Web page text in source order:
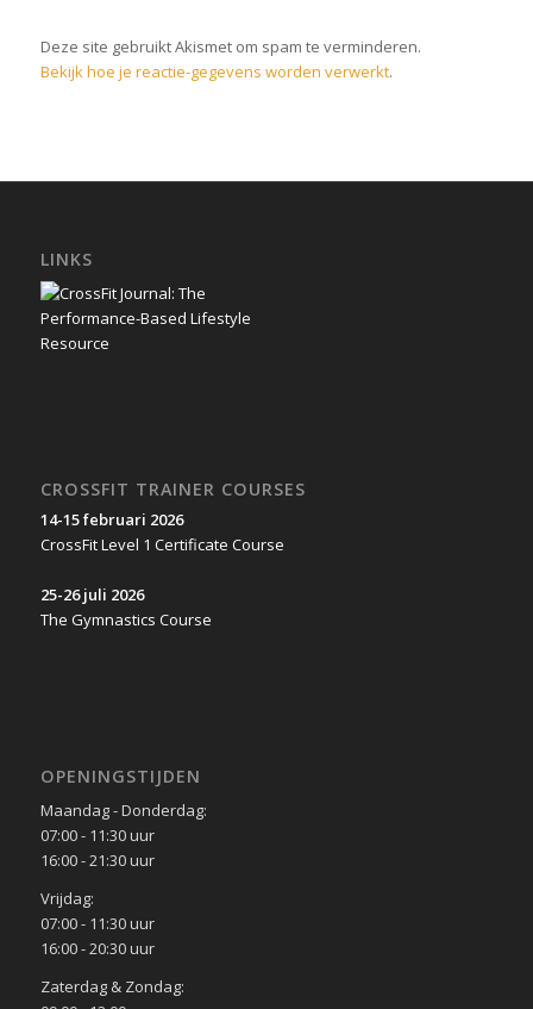
Deze site gebruikt Akismet om spam te verminderen.
Bekijk hoe je reactie-gegevens worden verwerkt.
LINKS
CROSSFIT TRAINER COURSES
14-15 februari 2026
CrossFit Level 1 Certificate Course
25-26 juli 2026
The Gymnastics Course
OPENINGSTIJDEN
Maandag - Donderdag:
07:00 - 11:30 uur
16:00 - 21:30 uur
Vrijdag:
07:00 - 11:30 uur
16:00 - 20:30 uur
Zaterdag & Zondag: